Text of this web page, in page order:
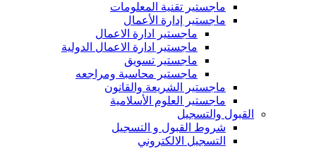
ماجستير تقنية المعلومات
ماجستير إدارة الأعمال
ماجستير ادارة الاعمال
ماجستير ادارة الاعمال الدولية
ماجستير تسويق
ماجستير محاسبة ومراجعه
ماجستير الشريعة والقانون
ماجستير العلوم الأسلامية
القبول والتسجيل
شروط القبول و التسجيل
التسجيل الالكتروني